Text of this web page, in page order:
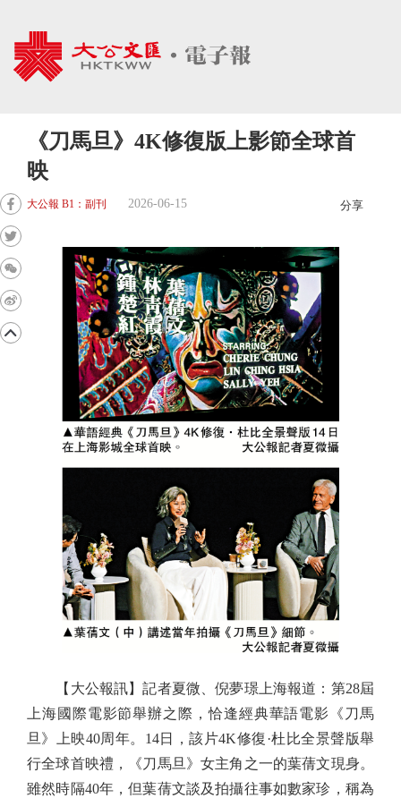
《刀馬旦》4K修復版上影節全球首
映
大公報 B1：副刊 2026-06-15 分享
【大公報訊】記者夏微、倪夢璟上海報道：第28屆
上海國際電影節舉辦之際，恰逢經典華語電影《刀馬
旦》上映40周年。14日，該片4K修復·杜比全景聲版舉
行全球首映禮，《刀馬旦》女主角之一的葉蒨文現身。
雖然時隔40年，但葉蒨文談及拍攝往事如數家珍，稱為